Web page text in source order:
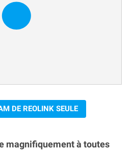
DE REOLINK SEULE
magnifiquement à toutes